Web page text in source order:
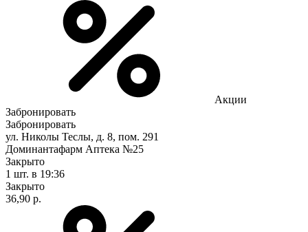
Акции
Забронировать
Забронировать
ул. Николы Теслы, д. 8, пом. 291
Доминантафарм Аптека №25
Закрыто
1 шт. в 19:36
Закрыто
36,90 р.